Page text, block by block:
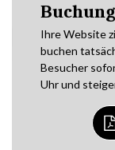
Ihre Website
buchen
Besucher
Uhr und